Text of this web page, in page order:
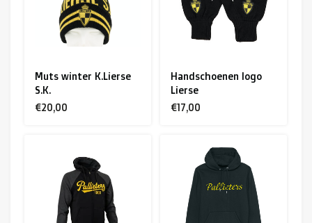
Muts winter K.Lierse
S.K.
€20,00
Handschoenen logo
Lierse
€17,00